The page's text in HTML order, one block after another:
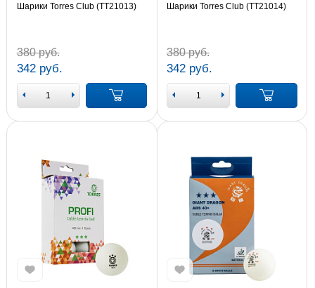
Шарики Torres Club (TT21013)
380 руб.
342 руб.
Шарики Torres Club (TT21014)
380 руб.
342 руб.